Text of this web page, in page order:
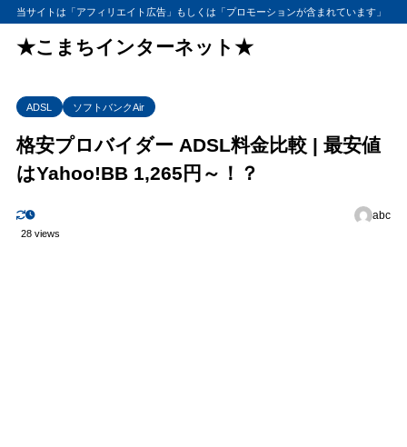
当サイトは「アフィリエイト広告」もしくは「プロモーションが含まれています」
★こまちインターネット★
ADSL ソフトバンクAir
格安プロバイダー ADSL料金比較 | 最安値
はYahoo!BB 1,265円～！？
abc
28 views